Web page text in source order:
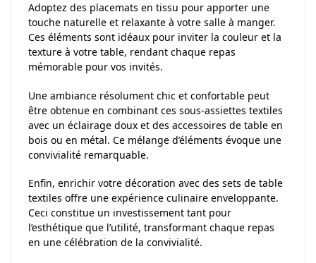
Adoptez des placemats en tissu pour apporter une
touche naturelle et relaxante à votre salle à manger.
Ces éléments sont idéaux pour inviter la couleur et la
texture à votre table, rendant chaque repas
mémorable pour vos invités.
Une ambiance résolument chic et confortable peut
être obtenue en combinant ces sous-assiettes textiles
avec un éclairage doux et des accessoires de table en
bois ou en métal. Ce mélange d’éléments évoque une
convivialité remarquable.
Enfin, enrichir votre décoration avec des sets de table
textiles offre une expérience culinaire enveloppante.
Ceci constitue un investissement tant pour
l’esthétique que l’utilité, transformant chaque repas
en une célébration de la convivialité.